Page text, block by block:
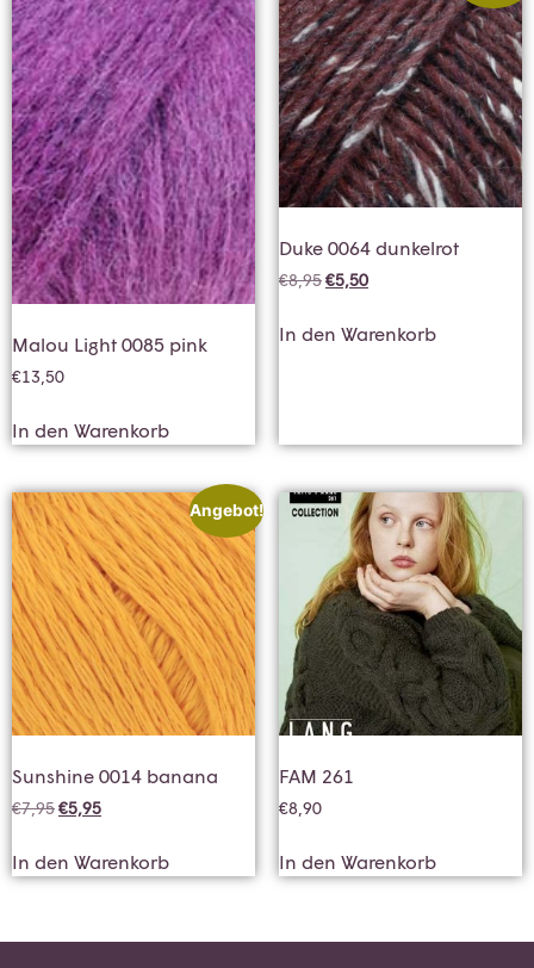
Malou Light 0085 pink
€13,50
In den Warenkorb
Duke 0064 dunkelrot
€8,95€5,50
In den Warenkorb
Angebot!
Sunshine 0014 banana
€7,95€5,95
In den Warenkorb
FAM 261
€8,90
In den Warenkorb